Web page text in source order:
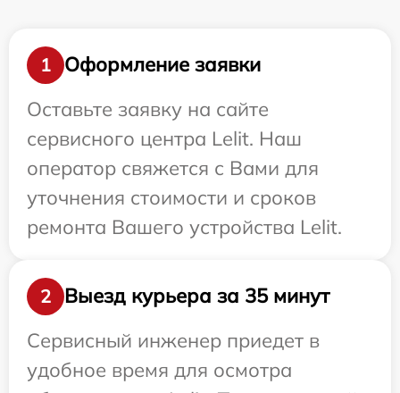
1
Оформление заявки
Оставьте заявку на сайте
сервисного центра Lelit. Наш
оператор свяжется с Вами для
уточнения стоимости и сроков
ремонта Вашего устройства Lelit.
2
Выезд курьера за 35 минут
Сервисный инженер приедет в
удобное время для осмотра